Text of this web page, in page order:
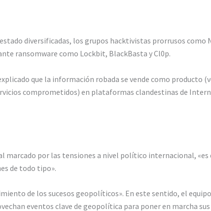
diversificadas, los grupos hacktivistas prorrusos como
ransomware como Lockbit, BlackBasta y Cl0p.
que la información robada se vende como producto
comprometidos) en plataformas clandestinas de
marcado por las tensiones a nivel político internacional,
de todo tipo».
de los sucesos geopolíticos». En este sentido, el
eventos clave de geopolítica para poner en marcha